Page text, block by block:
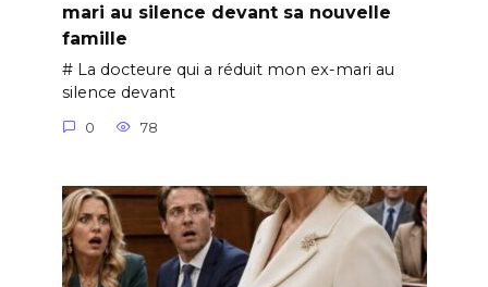
mari au silence devant sa nouvelle
famille
# La docteure qui a réduit mon ex-mari au
silence devant
0 78